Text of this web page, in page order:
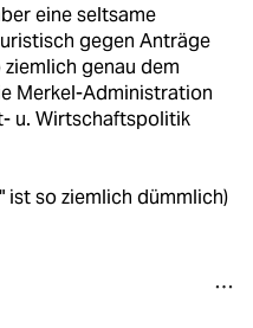
eine seltsame
gegen Anträge
genau dem
Merkel-Administration
u. Wirtschaftspolitik
ist so ziemlich dümmlich)